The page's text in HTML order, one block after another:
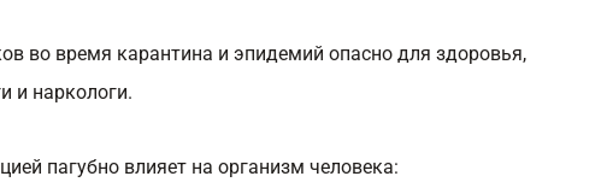
во время карантина и эпидемий опасно для здоровья,
и наркологи.
пагубно влияет на организм человека: